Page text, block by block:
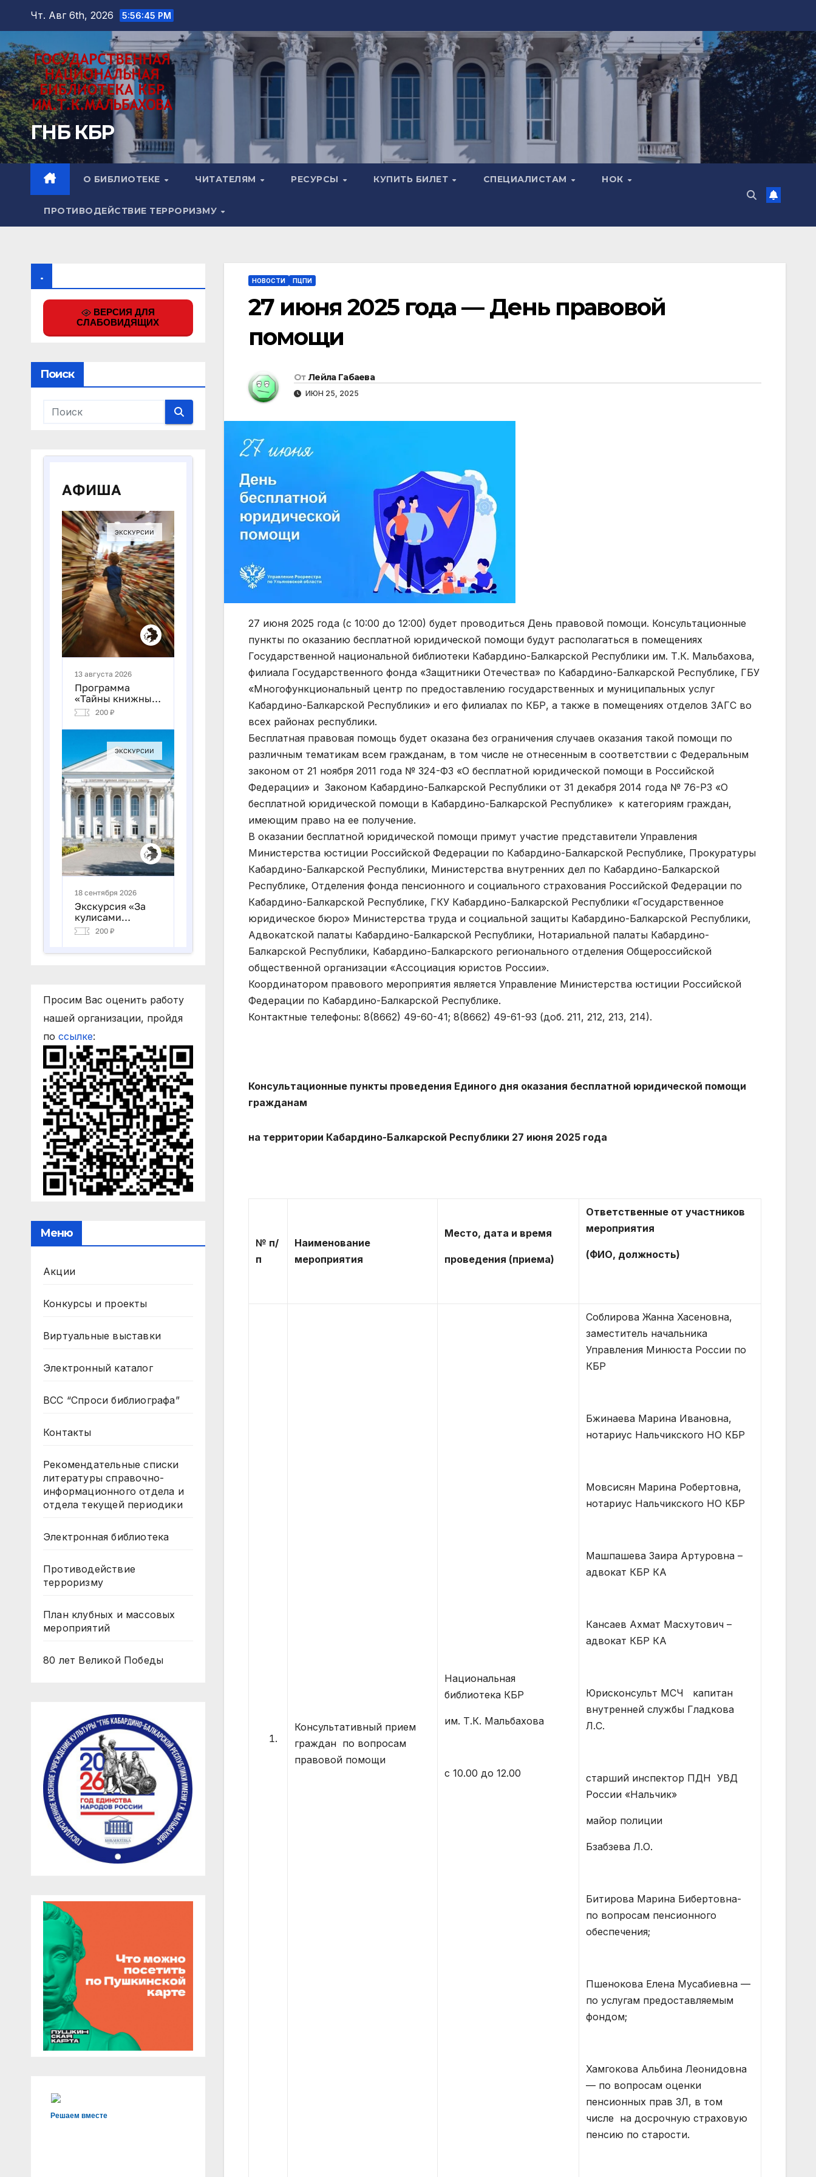
Перейти
содержимому
Чт. Авг 6th, 2026 5:56:47 PM
ГНБ КБР
О БИБЛИОТЕКЕ ЧИТАТЕЛЯМ РЕСУРСЫ КУПИТЬ БИЛЕТ СПЕЦИАЛИСТАМ НОК
ПРОТИВОДЕЙСТВИЕ ТЕРРОРИЗМУ
.
ВЕРСИЯ ДЛЯ
СЛАБОВИДЯЩИХ
Поиск
Просим Вас оценить работу
нашей организации, пройдя
по ссылке:
Меню
Акции
Конкурсы и проекты
Виртуальные выставки
Электронный каталог
ВСС “Спроси библиографа”
Контакты
Рекомендательные списки
литературы справочно-
информационного отдела и
отдела текущей периодики
Электронная библиотека
Противодействие
терроризму
План клубных и массовых
мероприятий
80 лет Великой Победы
Решаем вместе
НОВОСТИ ПЦПИ
27 июня 2025 года — День правовой
помощи
От Лейла Габаева
ИЮН 25, 2025
27 июня 2025 года (с 10:00 до 12:00) будет проводиться День правовой помощи. Консультационные
пункты по оказанию бесплатной юридической помощи будут располагаться в помещениях
Государственной национальной библиотеки Кабардино-Балкарской Республики им. Т.К. Мальбахова,
филиала Государственного фонда «Защитники Отечества» по Кабардино-Балкарской Республике, ГБУ
«Многофункциональный центр по предоставлению государственных и муниципальных услуг
Кабардино-Балкарской Республики» и его филиалах по КБР, а также в помещениях отделов ЗАГС во
всех районах республики.
Бесплатная правовая помощь будет оказана без ограничения случаев оказания такой помощи по
различным тематикам всем гражданам, в том числе не отнесенным в соответствии с Федеральным
законом от 21 ноября 2011 года № 324-ФЗ «О бесплатной юридической помощи в Российской
Федерации» и Законом Кабардино-Балкарской Республики от 31 декабря 2014 года № 76-РЗ «О
бесплатной юридической помощи в Кабардино-Балкарской Республике» к категориям граждан,
имеющим право на ее получение.
В оказании бесплатной юридической помощи примут участие представители Управления
Министерства юстиции Российской Федерации по Кабардино-Балкарской Республике, Прокуратуры
Кабардино-Балкарской Республики, Министерства внутренних дел по Кабардино-Балкарской
Республике, Отделения фонда пенсионного и социального страхования Российской Федерации по
Кабардино-Балкарской Республике, ГКУ Кабардино-Балкарской Республики «Государственное
юридическое бюро» Министерства труда и социальной защиты Кабардино-Балкарской Республики,
Адвокатской палаты Кабардино-Балкарской Республики, Нотариальной палаты Кабардино-
Балкарской Республики, Кабардино-Балкарского регионального отделения Общероссийской
общественной организации «Ассоциация юристов России».
Координатором правового мероприятия является Управление Министерства юстиции Российской
Федерации по Кабардино-Балкарской Республике.
Контактные телефоны: 8(8662) 49-60-41; 8(8662) 49-61-93 (доб. 211, 212, 213, 214).
Консультационные пункты проведения Единого дня оказания бесплатной юридической помощи
гражданам
на территории Кабардино-Балкарской Республики 27 июня 2025 года
№ п/
п
Наименование
мероприятия
Место, дата и время
проведения (приема)
Ответственные от участников
мероприятия
(ФИО, должность)
Консультативный прием
граждан по вопросам
правовой помощи
Национальная
библиотека КБР
им. Т.К. Мальбахова
с 10.00 до 12.00
Соблирова Жанна Хасеновна,
заместитель начальника
Управления Минюста России по
КБР
Бжинаева Марина Ивановна,
нотариус Нальчикского НО КБР
Мовсисян Марина Робертовна,
нотариус Нальчикского НО КБР
Машпашева Заира Артуровна –
адвокат КБР КА
Кансаев Ахмат Масхутович –
адвокат КБР КА
Юрисконсульт МСЧ капитан
внутренней службы Гладкова
Л.С.
старший инспектор ПДН УВД
России «Нальчик»
майор полиции
Бзабзева Л.О.
Битирова Марина Бибертовна-
по вопросам пенсионного
обеспечения;
Пшенокова Елена Мусабиевна —
по услугам предоставляемым
фондом;
Хамгокова Альбина Леонидовна
— по вопросам оценки
пенсионных прав ЗЛ, в том
числе на досрочную страховую
пенсию по старости.